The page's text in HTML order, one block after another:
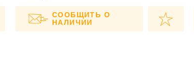
СООБЩИТЬ О
НАЛИЧИИ